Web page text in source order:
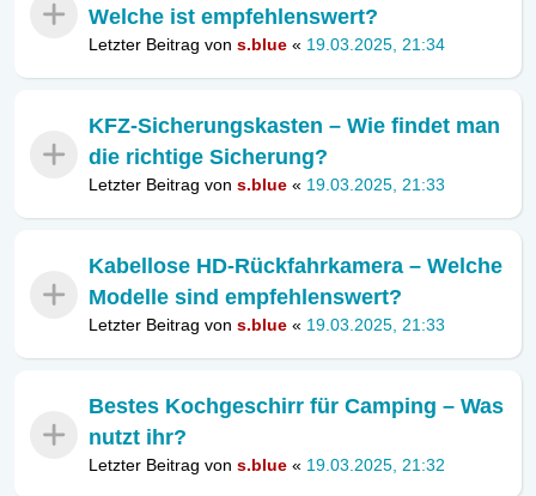
Welche ist empfehlenswert?
Letzter Beitrag von s.blue « 19.03.2025, 21:34
KFZ-Sicherungskasten – Wie findet man
die richtige Sicherung?
Letzter Beitrag von s.blue « 19.03.2025, 21:33
Kabellose HD-Rückfahrkamera – Welche
Modelle sind empfehlenswert?
Letzter Beitrag von s.blue « 19.03.2025, 21:33
Bestes Kochgeschirr für Camping – Was
nutzt ihr?
Letzter Beitrag von s.blue « 19.03.2025, 21:32